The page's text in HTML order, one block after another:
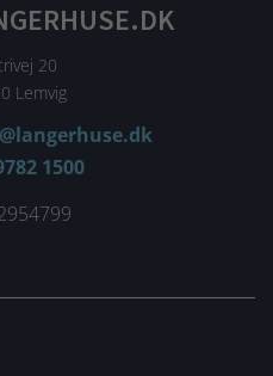
20
Lemvig
1500